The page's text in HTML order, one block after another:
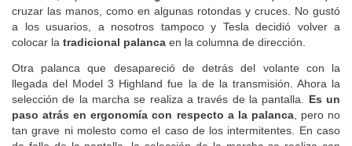
dirección, especialmente en giros cerradosen los que había que
cruzar las manos, como en algunas rotondas y cruces. No gustó
a los usuarios, a nosotros tampoco y Tesla decidió volver a
Otra palanca que desapareció de detrás del volante con la
llegada del Model 3 Highland fue la de la transmisión. Ahora la
selección de la marcha se realiza a través de la pantalla.Es un
paso atrás en ergonomía con respecto a la palanca
, pero no
tan grave ni molesto como el caso de los intermitentes. En caso